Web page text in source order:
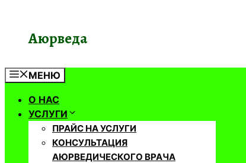
Аюрведа
МЕНЮ
О НАС
УСЛУГИ
ПРАЙС НА УСЛУГИ
КОНСУЛЬТАЦИЯ
АЮРВЕДИЧЕСКОГО ВРАЧА